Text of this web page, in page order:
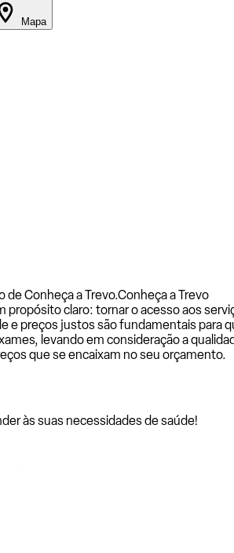
Mapa
de Conheça a Trevo.Conheça a Trevo
propósito claro: tornar o acesso aos
e preços justos são fundamentais para
levando em consideração a
que se encaixam no seu orçamento.
às suas necessidades de saúde!